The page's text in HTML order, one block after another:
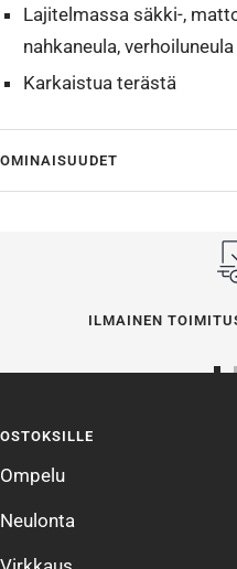
Lajitelmassa säkki-,
nahkaneula, verhoiluneula
Karkaistua terästä
OMINAISUUDET
ILMAINEN
OSTOKSILLE
Ompelu
Neulonta